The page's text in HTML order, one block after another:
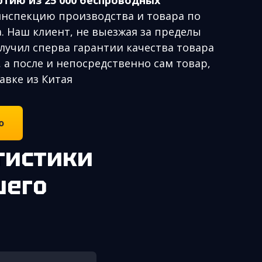
производства и товара по
Наш клиент, не выезжая за пределы
сперва гарантии качества товара
а после и непосредственно сам товар,
из Китая